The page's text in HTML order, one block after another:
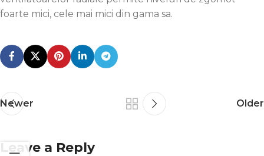
foarte mici, cele mai mici din gama sa.
Newer Older
Leave a Reply